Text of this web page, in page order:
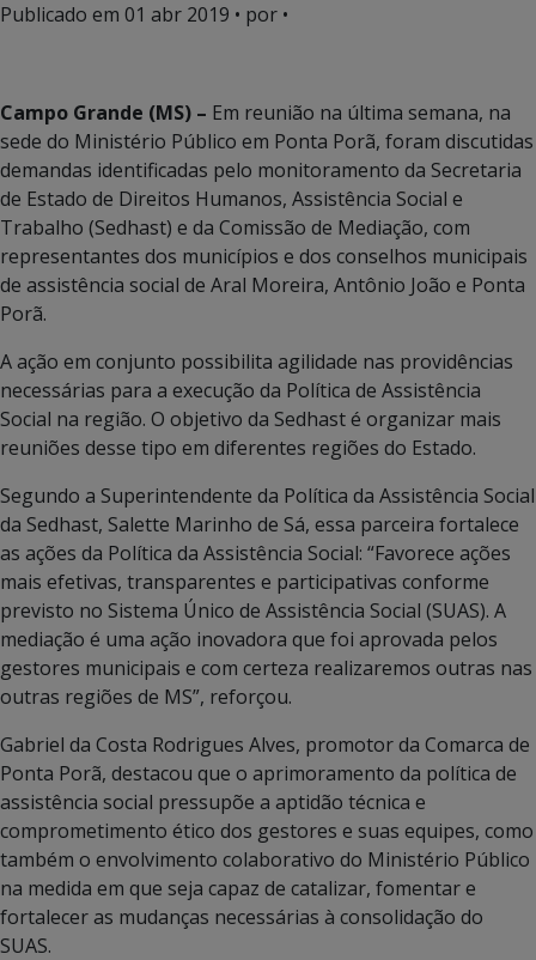
Publicado em 01 abr 2019 • por •
Campo Grande (MS) – Em reunião na última semana, na
sede do Ministério Público em Ponta Porã, foram discutidas
demandas identificadas pelo monitoramento da Secretaria
de Estado de Direitos Humanos, Assistência Social e
Trabalho (Sedhast) e da Comissão de Mediação, com
representantes dos municípios e dos conselhos municipais
de assistência social de Aral Moreira, Antônio João e Ponta
Porã.
A ação em conjunto possibilita agilidade nas providências
necessárias para a execução da Política de Assistência
Social na região. O objetivo da Sedhast é organizar mais
reuniões desse tipo em diferentes regiões do Estado.
Segundo a Superintendente da Política da Assistência Social
da Sedhast, Salette Marinho de Sá, essa parceira fortalece
as ações da Política da Assistência Social: “Favorece ações
mais efetivas, transparentes e participativas conforme
previsto no Sistema Único de Assistência Social (SUAS). A
mediação é uma ação inovadora que foi aprovada pelos
gestores municipais e com certeza realizaremos outras nas
outras regiões de MS”, reforçou.
Gabriel da Costa Rodrigues Alves, promotor da Comarca de
Ponta Porã, destacou que o aprimoramento da política de
assistência social pressupõe a aptidão técnica e
comprometimento ético dos gestores e suas equipes, como
também o envolvimento colaborativo do Ministério Público
na medida em que seja capaz de catalizar, fomentar e
fortalecer as mudanças necessárias à consolidação do
SUAS.